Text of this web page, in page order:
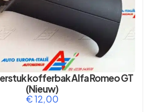
kofferbak Alfa Romeo GT
(Nieuw)
€12,00